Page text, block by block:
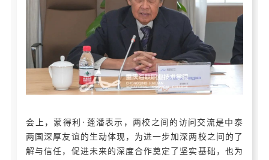
会上，蒙得利·蓬潘表示，两校之间的访问交流是中泰
两国深厚友谊的生动体现，为进一步加深两校之间的了
解与信任，促进未来的深度合作奠定了坚实基础，也为